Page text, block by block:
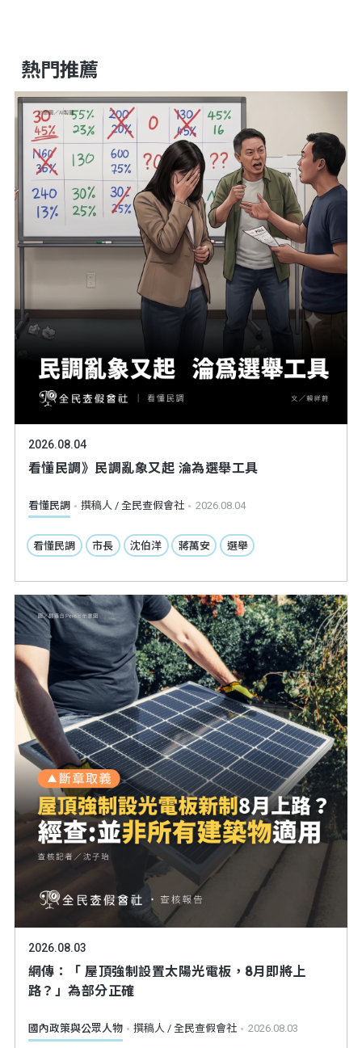
熱門推薦
2026.08.04
看懂民調》民調亂象又起 淪為選舉工具
看懂民調 撰稿人 / 全民查假會社 2026.08.04
看懂民調 市長 沈伯洋 蔣萬安 選舉
2026.08.03
網傳：「 屋頂強制設置太陽光電板，8月即將上
路？」為部分正確
國內政策與公眾人物 撰稿人 / 全民查假會社 2026.08.03